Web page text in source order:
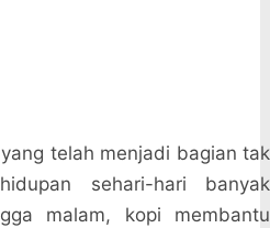
telah menjadi bagian tak
sehari-hari banyak
malam, kopi membantu